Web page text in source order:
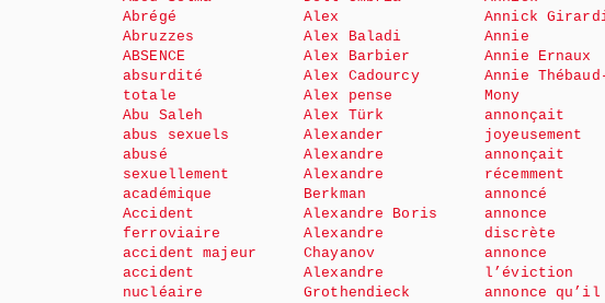
Abrégé
Abruzzes
ABSENCE
absurdité
totale
Abu Saleh
abus sexuels
abusé
sexuellement
académique
Accident
ferroviaire
accident majeur
accident
nucléaire
Alex
Alex Baladi
Alex Barbier
Alex Cadourcy
Alex pense
Alex Türk
Alexander
Alexandre
Alexandre
Berkman
Alexandre Boris
Alexandre
Chayanov
Alexandre
Grothendieck
Annick
Annie
Annie Ernaux
Annie
Mony
annonçait
joyeusement
annonçait
récemment
annoncé
annonce
discrète
annonce
l’éviction
annonce qu’il